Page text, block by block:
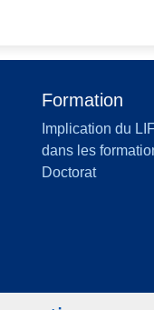
Formation
Implication du
dans les
Doctorat